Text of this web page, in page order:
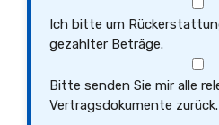
Ich bitte um
gezahlter Beträge.
Bitte senden Sie mir alle
Vertragsdokumente zurück.